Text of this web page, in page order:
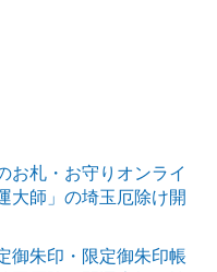
お札・お守りオンライ
大師」の埼玉厄除け開
御朱印・限定御朱印帳